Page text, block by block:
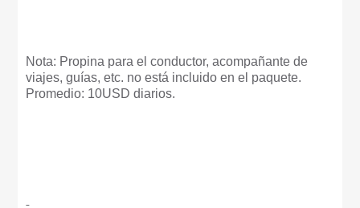
Nota: Propina para el conductor, acompañante de
viajes, guías, etc. no está incluido en el paquete.
Promedio: 10USD diarios.